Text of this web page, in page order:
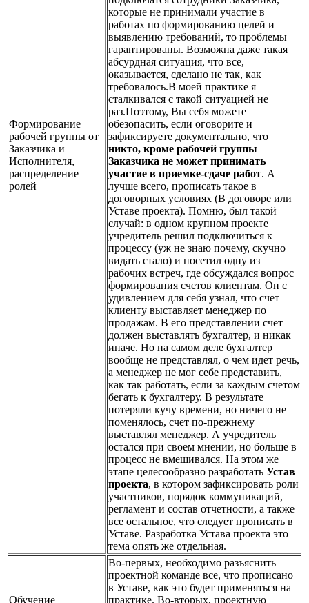
Формирование
рабочей группы от
Заказчика и
Исполнителя,
распределение
ролей
которые не принимали участие в
работах по формированию целей и
выявлению требований, то проблемы
гарантированы. Возможна даже такая
абсурдная ситуация, что все,
оказывается, сделано не так, как
требовалось.В моей практике я
сталкивался с такой ситуацией не
раз.Поэтому, Вы себя можете
обезопасить, если оговорите и
зафиксируете документально, что
никто, кроме рабочей группы
Заказчика не может принимать
участие в приемке-сдаче работ. А
лучше всего, прописать такое в
договорных условиях (В договоре или
Уставе проекта). Помню, был такой
случай: в одном крупном проекте
учредитель решил подключиться к
процессу (уж не знаю почему, скучно
видать стало) и посетил одну из
рабочих встреч, где обсуждался вопрос
формирования счетов клиентам. Он с
удивлением для себя узнал, что счет
клиенту выставляет менеджер по
продажам. В его представлении счет
должен выставлять бухгалтер, и никак
иначе. Но на самом деле бухгалтер
вообще не представлял, о чем идет речь,
а менеджер не мог себе представить,
как так работать, если за каждым счетом
бегать к бухгалтеру. В результате
потеряли кучу времени, но ничего не
поменялось, счет по-прежнему
выставлял менеджер. А учредитель
остался при своем мнении, но больше в
процесс не вмешивался. На этом же
этапе целесообразно разработать Устав
проекта, в котором зафиксировать роли
участников, порядок коммуникаций,
регламент и состав отчетности, а также
все остальное, что следует прописать в
Уставе. Разработка Устава проекта это
тема опять же отдельная.
Обучение
Во-первых, необходимо разъяснить
проектной команде все, что прописано
в Уставе, как это будет применяться на
практике. Во-вторых, проектную